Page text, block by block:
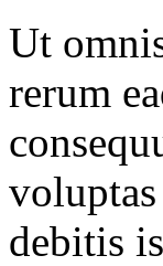
Ut
rerum
debitis